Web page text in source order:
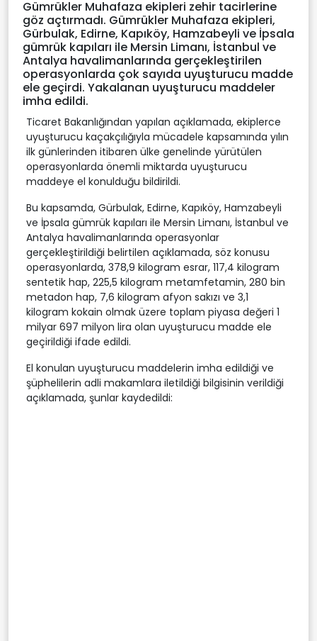
Gümrükler Muhafaza ekipleri zehir tacirlerine
göz açtırmadı. Gümrükler Muhafaza ekipleri,
Gürbulak, Edirne, Kapıköy, Hamzabeyli ve İpsala
gümrük kapıları ile Mersin Limanı, İstanbul ve
Antalya havalimanlarında gerçekleştirilen
operasyonlarda çok sayıda uyuşturucu madde
ele geçirdi. Yakalanan uyuşturucu maddeler
imha edildi.
Ticaret Bakanlığından yapılan açıklamada, ekiplerce
uyuşturucu kaçakçılığıyla mücadele kapsamında yılın
ilk günlerinden itibaren ülke genelinde yürütülen
operasyonlarda önemli miktarda uyuşturucu
maddeye el konulduğu bildirildi.
Bu kapsamda, Gürbulak, Edirne, Kapıköy, Hamzabeyli
ve İpsala gümrük kapıları ile Mersin Limanı, İstanbul ve
Antalya havalimanlarında operasyonlar
gerçekleştirildiği belirtilen açıklamada, söz konusu
operasyonlarda, 378,9 kilogram esrar, 117,4 kilogram
sentetik hap, 225,5 kilogram metamfetamin, ⁠280 bin
metadon hap, 7,6 kilogram afyon sakızı ve 3,1
kilogram kokain olmak üzere toplam piyasa değeri 1
milyar 697 milyon lira olan uyuşturucu madde ele
geçirildiği ifade edildi.
El konulan uyuşturucu maddelerin imha edildiği ve
şüphelilerin adli makamlara iletildiği bilgisinin verildiği
açıklamada, şunlar kaydedildi: